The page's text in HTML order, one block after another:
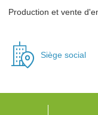
Production et vente
Siège social